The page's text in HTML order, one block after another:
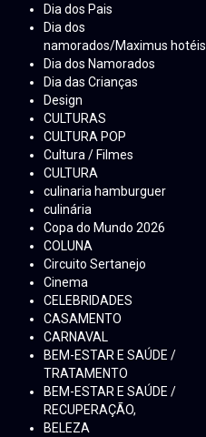
Dia dos Pais
Dia dos
namorados/Maximus hotéis
Dia dos Namorados
Dia das Crianças
Design
CULTURAS
CULTURA POP
Cultura / Filmes
CULTURA
culinaria hamburguer
culinária
Copa do Mundo 2026
COLUNA
Circuito Sertanejo
Cinema
CELEBRIDADES
CASAMENTO
CARNAVAL
BEM-ESTAR E SAÚDE /
TRATAMENTO
BEM-ESTAR E SAÚDE /
RECUPERAÇÃO,
BELEZA